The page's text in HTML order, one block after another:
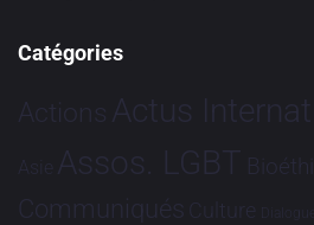
Catégories
Actions Actus
Asie Assos. LGBT
Communiqués Culture